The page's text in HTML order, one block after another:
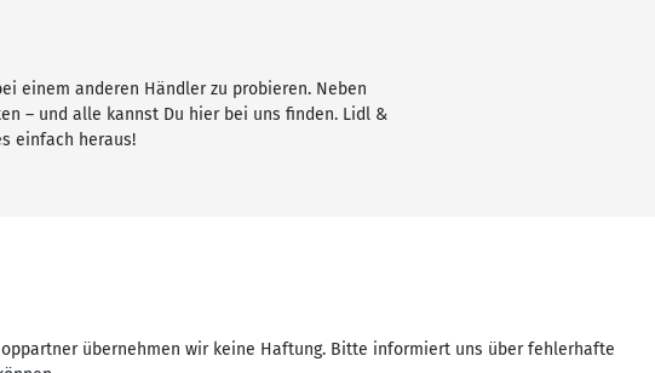
einem anderen Händler zu probieren. Neben
– und alle kannst Du hier bei uns finden. Lidl &
einfach heraus!
übernehmen wir keine Haftung. Bitte informiert uns über fehlerhafte